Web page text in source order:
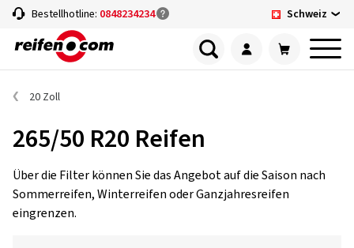
Bestellhotline: 0848234234 Schweiz
20 Zoll
265/50 R20 Reifen
Über die Filter können Sie das Angebot auf die Saison nach
Sommerreifen, Winterreifen oder Ganzjahresreifen
eingrenzen.